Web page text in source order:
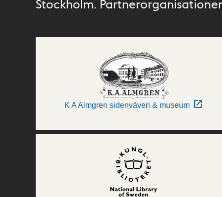
Stockholm.
K A Almgren sidenväveri & museum